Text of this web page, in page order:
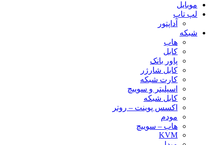
موبایل
لپ تاپ
آداپتور
شبکه
هاب
کابل
پاور بانک
کابل شارژر
کارت شبکه
اسپلیتر و سوییچ
کابل شبکه
اکسس پوینت – روتر
مودم
هاب – سوییچ
KVM